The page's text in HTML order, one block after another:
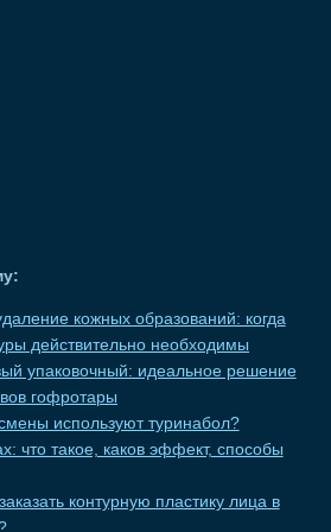
кожных образований: когда
действительно необходимы
упаковочный: идеальное решение
гофротары
используют туринабол?
что такое, каков эффект, способы
контурную пластику лица в